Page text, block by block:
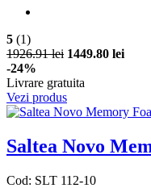
5 (1)
1926.91 lei 1449.80 lei
-24%
Livrare gratuita
Vezi produs
Saltea Novo
Cod: SLT 112-10